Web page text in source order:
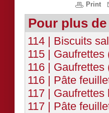
Print
Pour plus
114 | Biscuits
115 |
116 |
116 | Pâte
117 |
117 | Pâte